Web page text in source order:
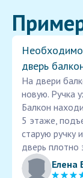
Необходимо
дверь
На двери
новую. Ручка
Балкон
5 этаже,
старую ручку
дверь плотно
Елена